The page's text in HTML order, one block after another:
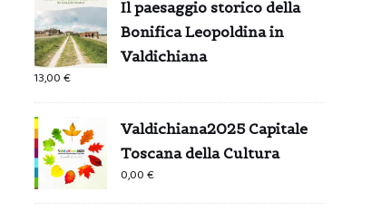
Il paesaggio storico della
Bonifica Leopoldina in
Valdichiana
13,00€
Valdichiana2025 Capitale
Toscana della Cultura
0,00€